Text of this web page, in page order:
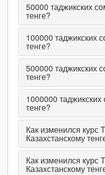
50000 таджикских
тенге?
100000 таджикских
тенге?
500000 таджикских
тенге?
1000000 таджикских
тенге?
Как изменился курс
Казахстанскому
Как изменился курс
Казахстанскому